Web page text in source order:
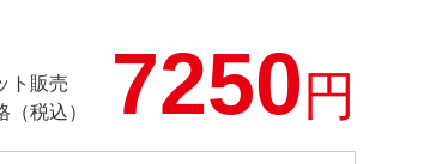
ト販売
（税込）
7250円